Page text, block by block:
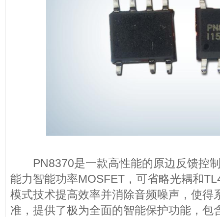
PN8370是一款高性能的原边反馈控制
能力智能功率MOSFET，可省略光耦和
模式技术提高效率并消除音频噪声，使得
准，提供了极为全面的智能保护功能，包